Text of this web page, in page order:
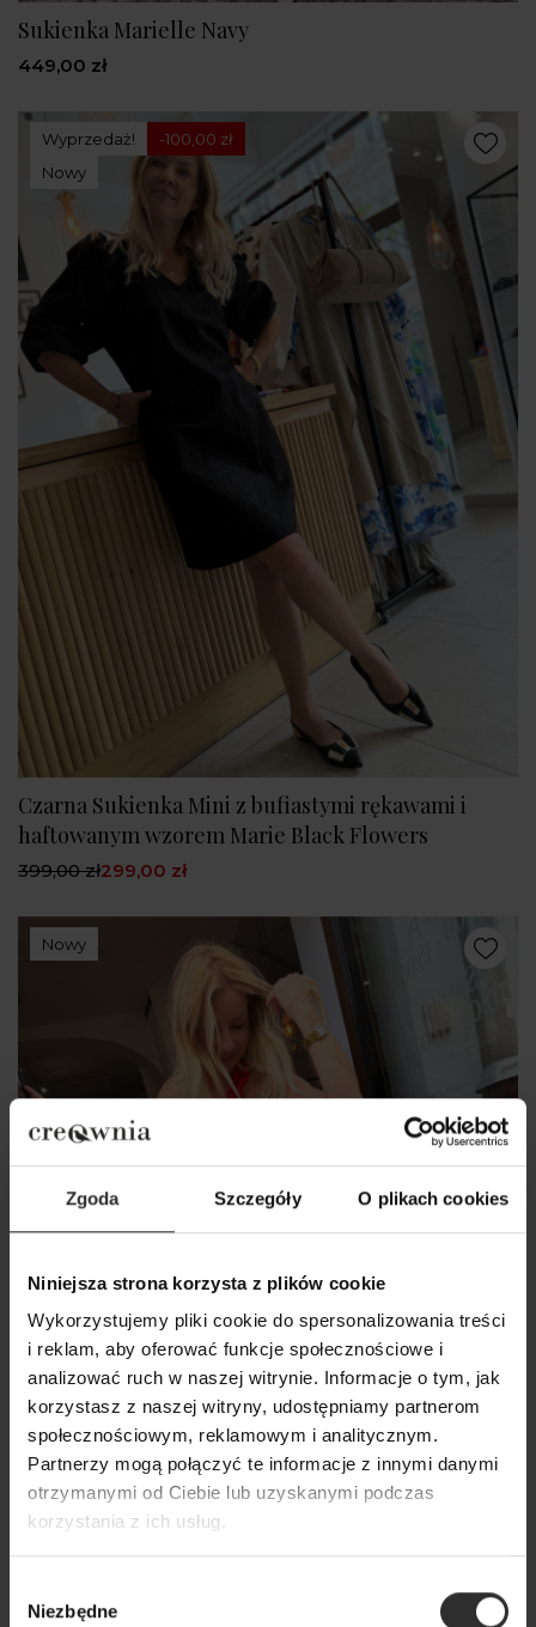
Zgoda Szczegóły O plikach cookies
Niniejsza strona korzysta z plików cookie
Wykorzystujemy pliki cookie do spersonalizowania treści
i reklam, aby oferować funkcje społecznościowe i
analizować ruch w naszej witrynie. Informacje o tym, jak
korzystasz z naszej witryny, udostępniamy partnerom
społecznościowym, reklamowym i analitycznym.
Partnerzy mogą połączyć te informacje z innymi danymi
otrzymanymi od Ciebie lub uzyskanymi podczas
korzystania z ich usług.
zgody
Niezbędne
Sukienka Marielle Navy
449,00 zł
Wyprzedaż!
-100,00 zł
Nowy
Czarna Sukienka Mini z bufiastymi rękawami i
haftowanym wzorem Marie Black Flowers
399,00 zł299,00 zł
Nowy
Sukienka Agnes Costa Rosa